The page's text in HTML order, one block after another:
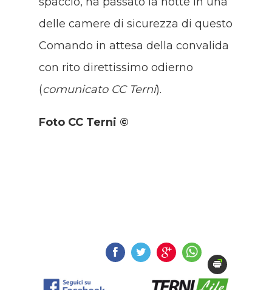
delle camere di sicurezza di questo
Comando in attesa della convalida
con rito direttissimo odierno
(comunicato CC Terni).
Foto CC Terni ©